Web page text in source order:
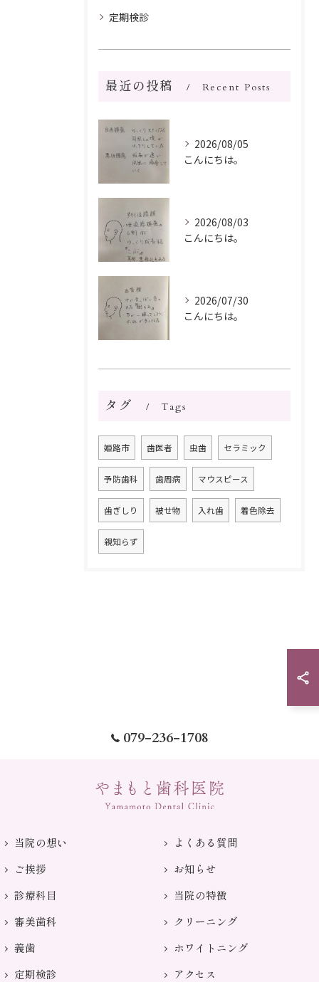
定期検診
最近の投稿 Recent Posts
2026/08/05
こんにちは。
2026/08/03
こんにちは。
2026/07/30
こんにちは。
タグ Tags
姫路市 歯医者 虫歯 セラミック
予防歯科 歯周病 マウスピース
歯ぎしり 被せ物 入れ歯 着色除去
親知らず
079-236-1708
当院の想い
よくある質問
ご挨拶
お知らせ
診療科目
当院の特徴
審美歯科
クリーニング
義歯
ホワイトニング
定期検診
アクセス